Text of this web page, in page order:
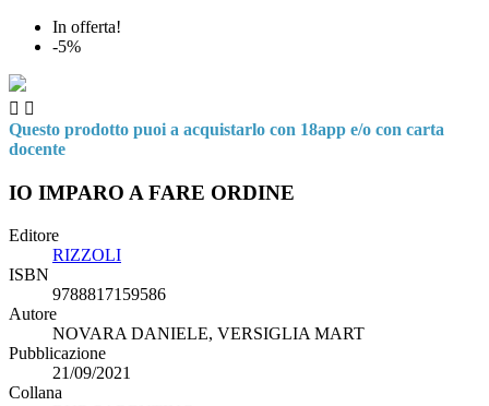
In offerta!
-5%
 
Questo prodotto puoi a acquistarlo con 18app e/o con carta
docente
IO IMPARO A FARE ORDINE
Editore
RIZZOLI
ISBN
9788817159586
Autore
NOVARA DANIELE, VERSIGLIA MART
Pubblicazione
21/09/2021
Collana